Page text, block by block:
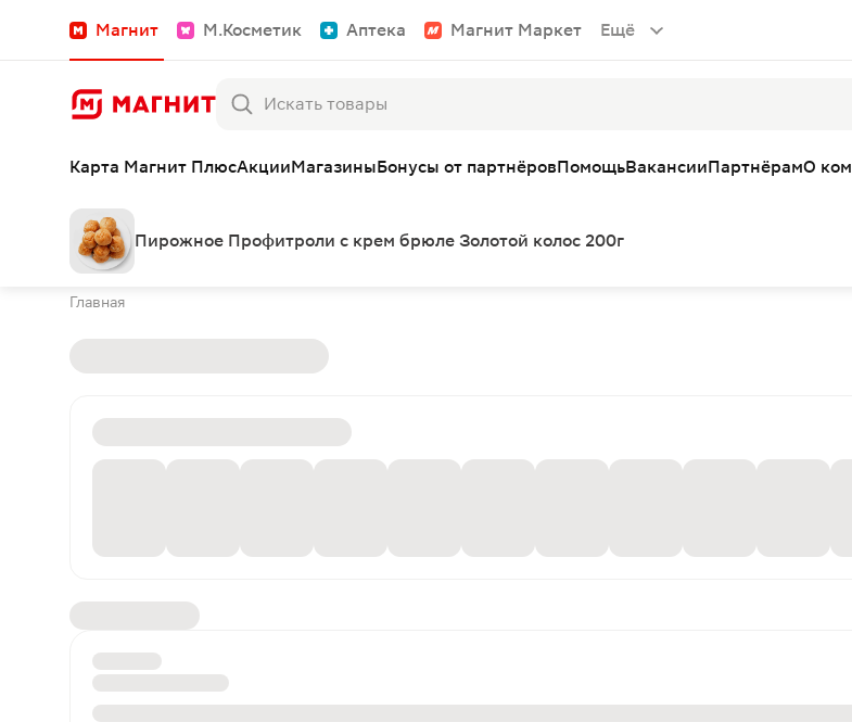
Магнит М.Косметик Аптека Магнит Маркет Ещё
Карта Магнит ПлюсАкцииМагазиныБонусы от партнёровПомощьВакансииПартнёрамО
Пирожное Профитроли с крем брюле Золотой колос 200г
Главная